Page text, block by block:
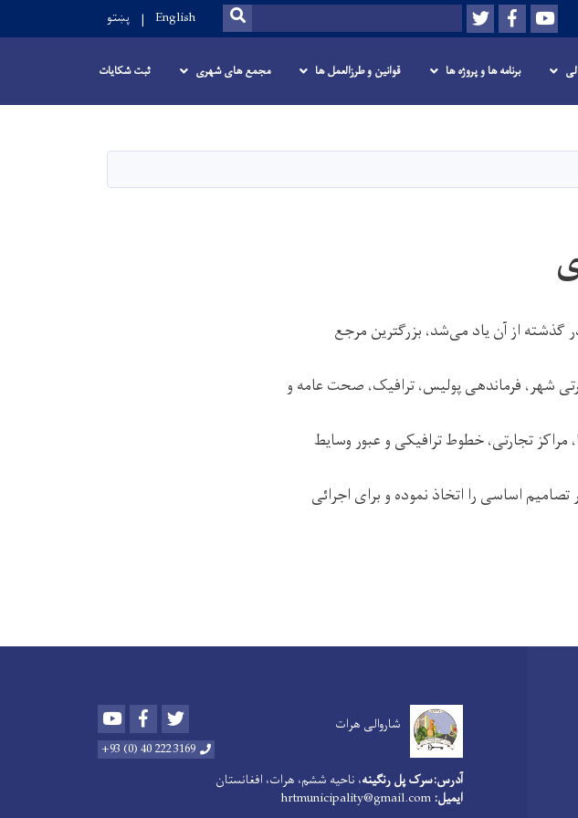
Youtube
Facebook
Twitter
Search
SEARCH
English پښتو
برنامه ها و پروژه ها قوانین و طرزالعمل ها مجمع های شهری ثبت شکایات
از آن یاد می‌شد، بزرگترین مرجع
شهر، فرماندهی پولیس، ترافیک، صحت عامه و
مراکز تجارتی، خطوط ترافیکی و عبور وسایط
اساسی را اتخاذ نموده و برای اجرائی
شاروالی هرات Youtube Facebook
3169 222 40 (0) 93+
آدرس:سرک پل رنگینه، ناحیه ششم، هرات، افغانستان
ایمیل: hrtmunicipality@gmail.com